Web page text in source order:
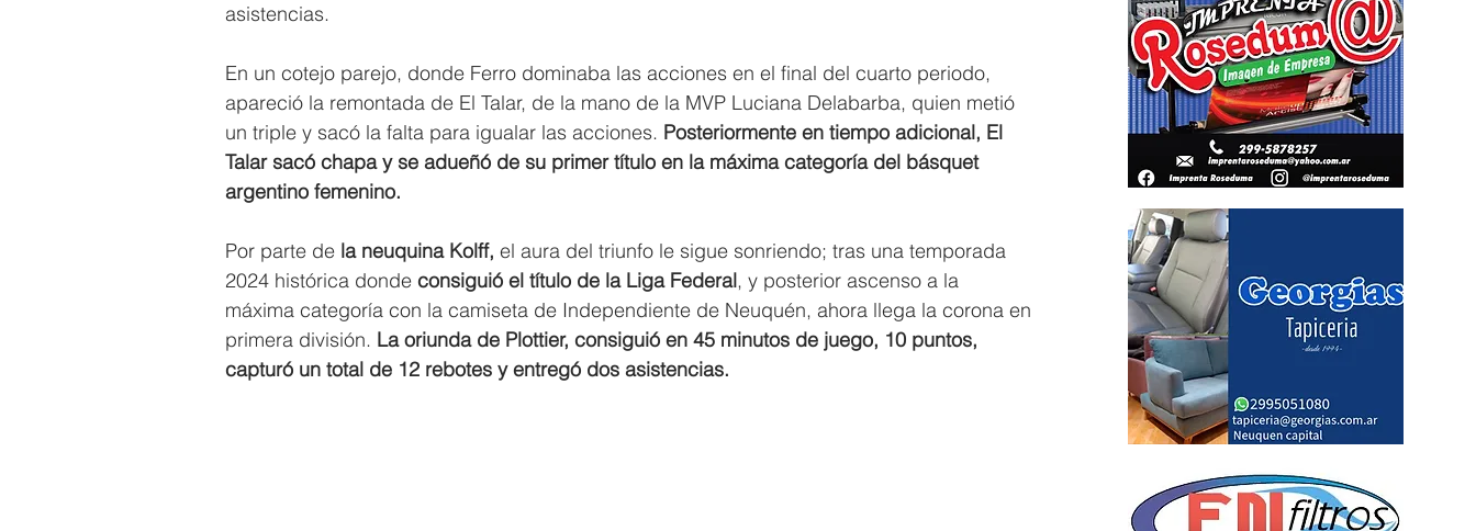
asistencias.
En un cotejo parejo, donde Ferro dominaba las acciones en el final del cuarto periodo,
apareció la remontada de El Talar, de la mano de la MVP Luciana Delabarba, quien metió
un triple y sacó la falta para igualar las acciones. Posteriormente en tiempo adicional, El
Talar sacó chapa y se adueñó de su primer título en la máxima categoría del básquet
argentino femenino.
Por parte de la neuquina Kolff, el aura del triunfo le sigue sonriendo; tras una temporada
2024 histórica donde consiguió el título de la Liga Federal, y posterior ascenso a la
máxima categoría con la camiseta de Independiente de Neuquén, ahora llega la corona en
primera división. La oriunda de Plottier, consiguió en 45 minutos de juego, 10 puntos,
capturó un total de 12 rebotes y entregó dos asistencias.